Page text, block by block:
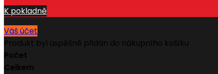
K pokladně
Váš účet
Produkt byl úspěšně přidán do nákupního košíku
Počet
Celkem